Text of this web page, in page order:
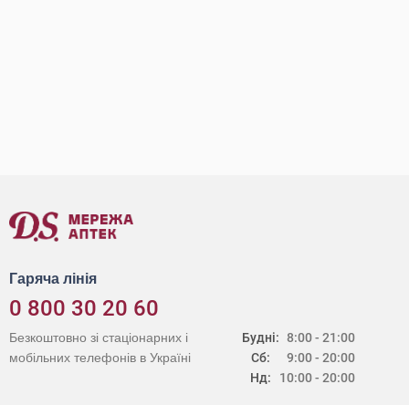
Гаряча лінія
0 800 30 20 60
Будні:
Сб:
Нд:
8:00 - 21:00
9:00 - 20:00
10:00 - 20:00
Безкоштовно зі стаціонарних і
мобільних телефонів в Україні